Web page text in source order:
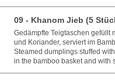
09 - Khanom Jieb (5
Gedämpfte Teigtaschen gefüllt
und Koriander, serviert im
Steamed dumplings stuffed
in the bamboo basket and with